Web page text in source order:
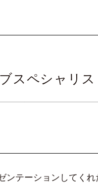
スペシャリス
テーションしてく